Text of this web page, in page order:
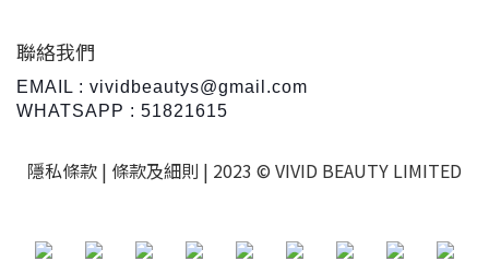
聯絡我們
EMAIL : vividbeautys@gmail.com
WHATSAPP : 51821615
隱私條款 | 條款及細則 | 2023 © VIVID BEAUTY LIMITED